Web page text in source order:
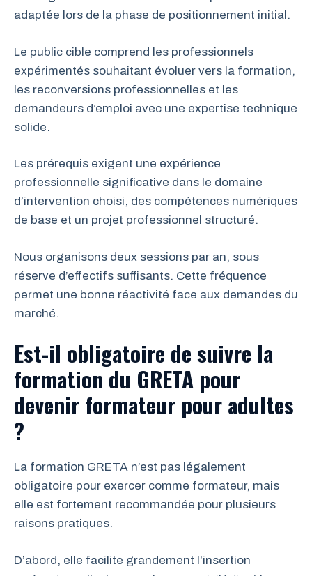
adaptée lors de la phase de positionnement initial.
Le public cible comprend les professionnels
expérimentés souhaitant évoluer vers la formation,
les reconversions professionnelles et les
demandeurs d’emploi avec une expertise technique
solide.
Les prérequis exigent une expérience
professionnelle significative dans le domaine
d’intervention choisi, des compétences numériques
de base et un projet professionnel structuré.
Nous organisons deux sessions par an, sous
réserve d’effectifs suffisants. Cette fréquence
permet une bonne réactivité face aux demandes du
marché.
Est-il obligatoire de suivre la
formation du GRETA pour
devenir formateur pour adultes
?
La formation GRETA n’est pas légalement
obligatoire pour exercer comme formateur, mais
elle est fortement recommandée pour plusieurs
raisons pratiques.
D’abord, elle facilite grandement l’insertion